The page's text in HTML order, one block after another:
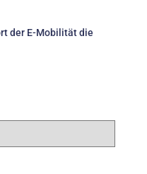
der E-Mobilität die